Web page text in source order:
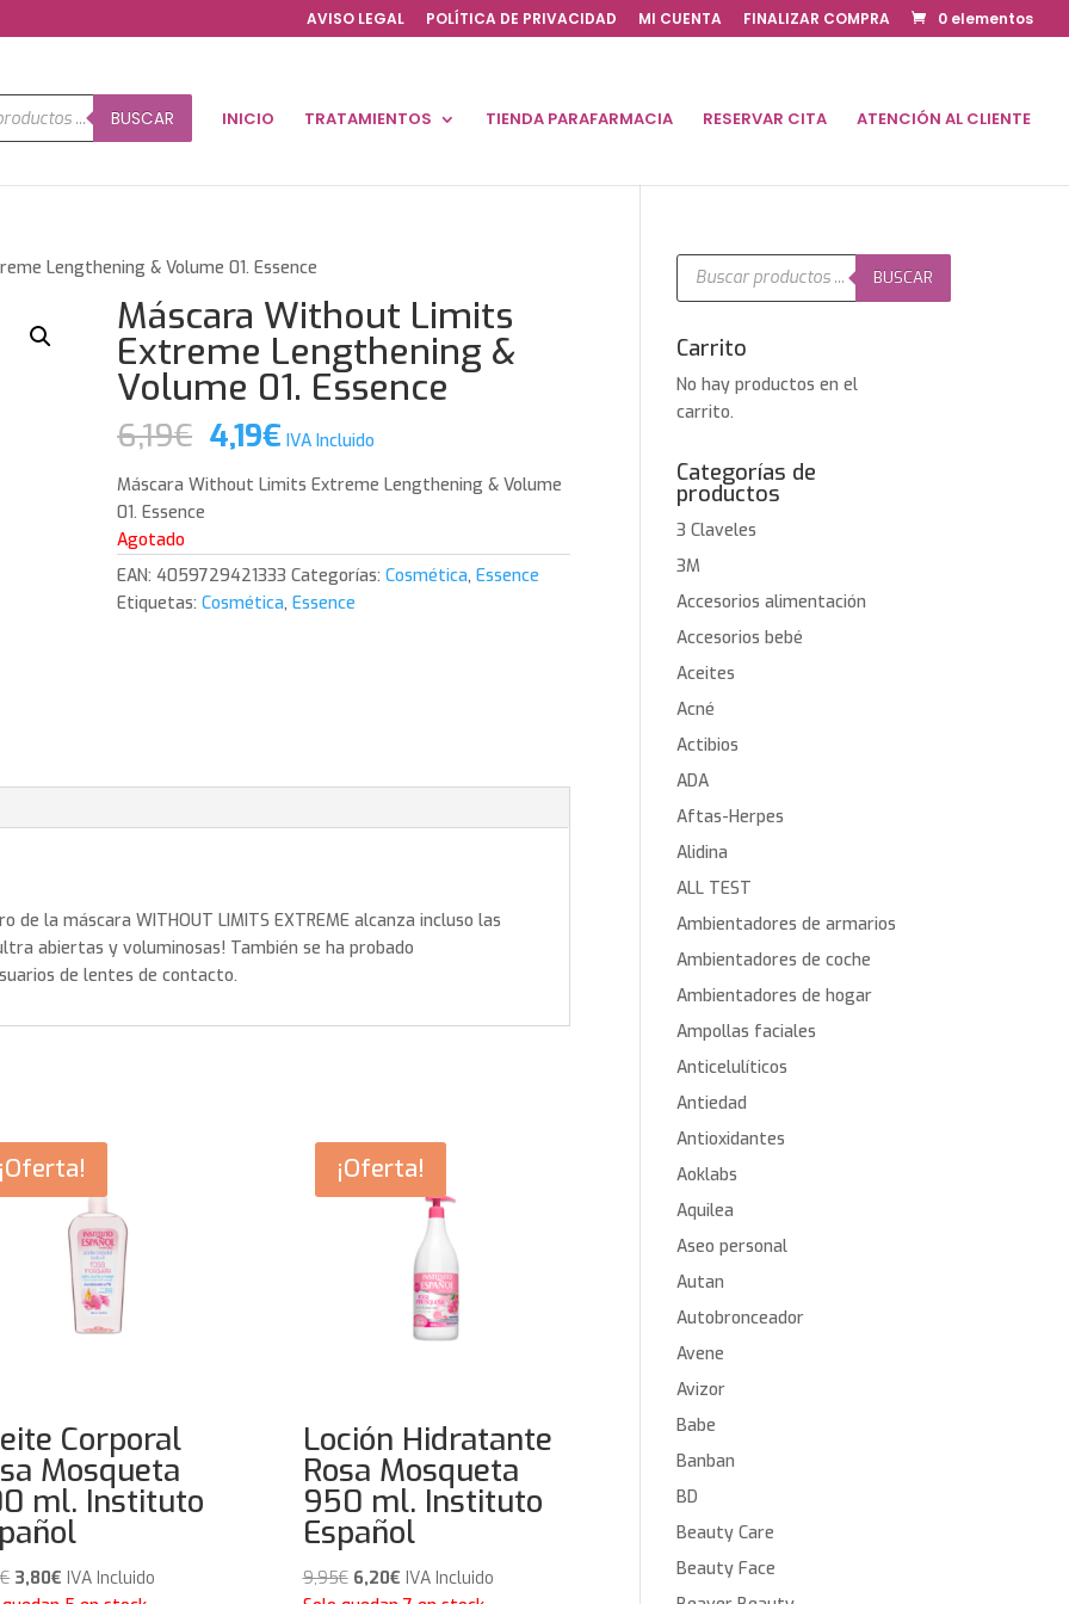
AVISO LEGAL POLÍTICA DE PRIVACIDAD MI CUENTA FINALIZAR COMPRA 0 elementos
BUSCAR INICIO TRATAMIENTOS TIENDA PARAFARMACIA RESERVAR CITA ATENCIÓN AL CLIENTE
Lengthening & Volume 01. Essence
Máscara Without Limits
Extreme Lengthening &
Volume 01. Essence
6,19€ El
precio
original
6,19€.
4,19€El
actual
4,19€.
IVA Incluido
Máscara Without Limits Extreme Lengthening & Volume
01. Essence
Agotado
EAN:4059729421333 Categorías:Cosmética,Essence
Etiquetas:Cosmética,Essence
la máscara WITHOUT LIMITS EXTREME alcanza incluso las
abiertas y voluminosas! También se ha probado
de lentes de contacto.
Corporal
Mosqueta
ml. Instituto
€ El
3,80€ElIVA Incluido
¡Oferta!
Loción Hidratante
Rosa Mosqueta
950 ml. Instituto
Español
9,95€ El
6,20€ElIVA Incluido
Búsqueda
productos
BUSCAR
Carrito
No hay productos en el
carrito.
Categorías de
productos
3 Claveles
3M
Accesorios alimentación
Accesorios bebé
Aceites
Acné
Actibios
ADA
Aftas-Herpes
Alidina
ALL TEST
Ambientadores de armarios
Ambientadores de coche
Ambientadores de hogar
Ampollas faciales
Anticelulíticos
Antiedad
Antioxidantes
Aoklabs
Aquilea
Aseo personal
Autan
Autobronceador
Avene
Avizor
Babe
Banban
BD
Beauty Care
Beauty Face